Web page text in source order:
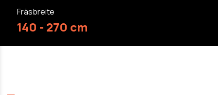
Fräsbreite
140 - 270 cm